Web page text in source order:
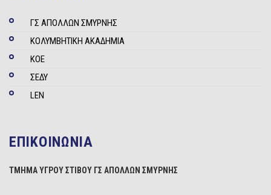
ΓΣ ΑΠΟΛΛΩΝ ΣΜΥΡΝΗΣ
ΚΟΛΥΜΒΗΤΙΚΗ ΑΚΑΔΗΜΙΑ
ΚΟΕ
ΣΕΔΥ
LEN
ΕΠΙΚΟΙΝΩΝΙΑ
ΤΜΗΜΑ ΥΓΡΟΥ ΣΤΙΒΟΥ ΓΣ ΑΠΟΛΛΩΝ ΣΜΥΡΝΗΣ